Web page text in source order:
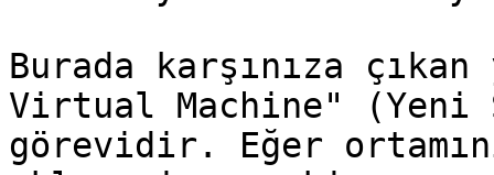
Burada karşınıza çıkan
Virtual Machine" (Yeni
görevidir. Eğer